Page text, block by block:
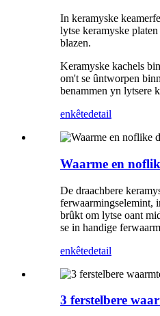
In keramyske
lytse keramyske
blazen.
Keramyske kachels
om't se ûntworpen
benammen yn lytsere
enkêtedetail
Waarme en
De draachbere
ferwaarmingselemint,
brûkt om lytse oant
se in handige
enkêtedetail
3 ferstelbere